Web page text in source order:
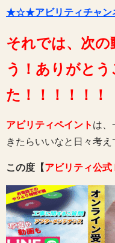
★☆★アビリティチャ
それでは、次の
う！ありがと
た！！！！！！
アビリティペイント は、
きたらいいなと日々考え
この度【アビリティ公式